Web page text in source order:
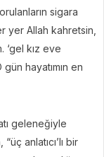
sigara
yer Allah kahretsin,
‘gel kız eve
hayatımın en
geleneğiyle
anlatıcı’lı bir